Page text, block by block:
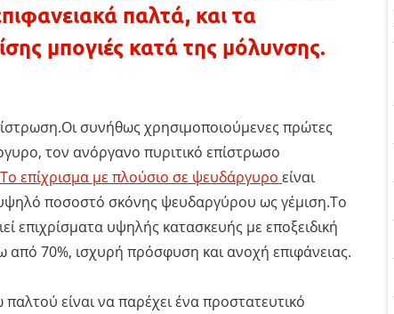
παλτά, και τα
μπογιές κατά της μόλυνσης.
συνήθως χρησιμοποιούμενες πρώτες
τον ανόργανο πυριτικό επίστρωσο
Το επίχρισμα με πλούσιο σε ψευδάργυρο είναι
ποσοστό σκόνης ψευδαργύρου ως γέμιση.Το
επιχρίσματα υψηλής κατασκευής με εποξειδική
από 70%, ισχυρή πρόσφυση και ανοχή επιφάνειας.
είναι να παρέχει ένα προστατευτικό